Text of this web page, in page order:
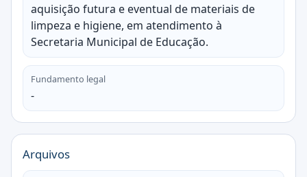
aquisição futura e eventual de materiais de
limpeza e higiene, em atendimento à
Secretaria Municipal de Educação.
Fundamento legal
-
Arquivos